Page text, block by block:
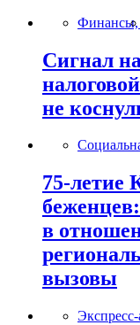
Финансы,
Сигнал
не
75-летие
в
вызовы